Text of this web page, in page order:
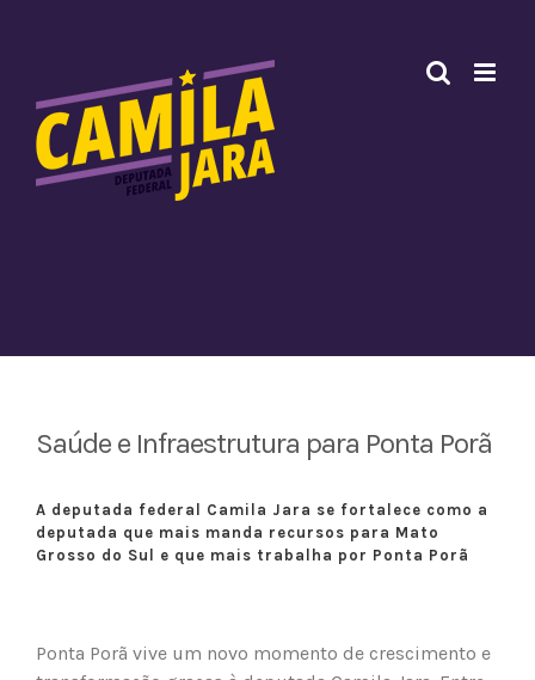
conteúdo
Saúde e Infraestrutura para Ponta Porã
A deputada federal Camila Jara se fortalece como a
deputada que mais manda recursos para Mato
Grosso do Sul e que mais trabalha por Ponta Porã
Ponta Porã vive um novo momento de crescimento e